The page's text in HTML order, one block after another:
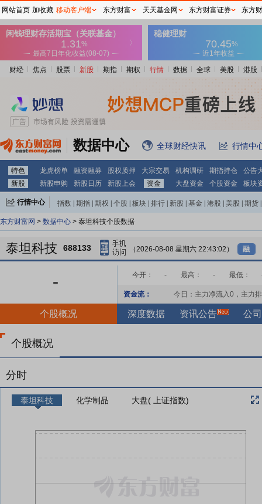
财经 焦点 股票 新股 期指 期权 行情 数据 全球 美股 港股
数据中心 全球财经快讯 行情中
特色 龙虎榜单 融资融券 股权质押 大宗交易 机构调研 期指持仓
公告
新股
新股申购 新股日历 新股上会 资金 大盘资金 个股资金 板块
行情中心 指数 期指 期权 个股 板块 排行 新股 基金 港股 美股 期货
东方财富网 > 数据中心 > 泰坦科技个股数据
泰坦科技 688133 （2026-08-08 星期六 22:43:02） 融
- 今开： - 最高： - 最低：
资金流： 今日：主力净流入0 ，主力
个股概况 深度数据 资讯公告 公
个股概况
分时
泰坦科技 化学制品 大盘( 上证指数)
网站首页 加收藏 移动客户端 东方财富 天天基金网 东方财富证券 东方